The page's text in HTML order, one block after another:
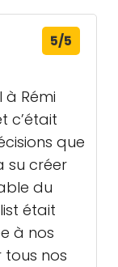
5/5
Rémi
c’était
que
su créer
du
était
à nos
nos